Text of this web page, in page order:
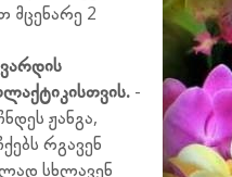
მცენარე 2
-
ჟანგა,
რგავენ
სხლავენ